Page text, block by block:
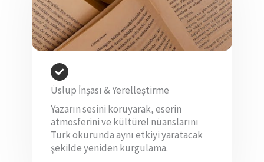
Üslup İnşası & Yerelleştirme
Yazarın sesini koruyarak, eserin
atmosferini ve kültürel nüanslarını
Türk okurunda aynı etkiyi yaratacak
şekilde yeniden kurgulama.